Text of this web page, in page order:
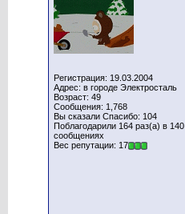
Регистрация: 19.03.2004
Адрес: в городе Электросталь
Возраст: 49
Сообщения: 1,768
Вы сказали Спасибо: 104
Поблагодарили 164 раз(а) в 140
сообщениях
Вес репутации: 17